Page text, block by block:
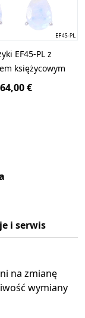
EF45-PL z
księżycowym
64,00 €
i serwis
na zmianę
wymiany